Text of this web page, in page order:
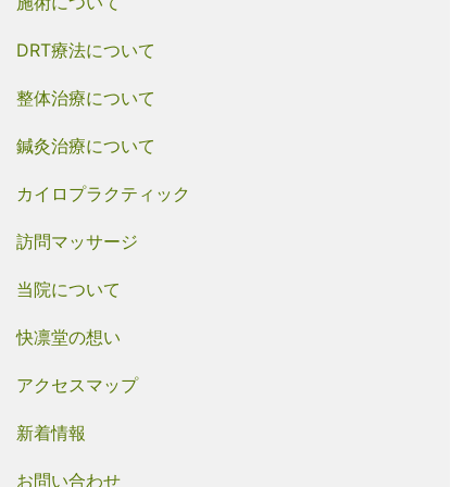
DRT療法について
整体治療について
鍼灸治療について
カイロプラクティック
訪問マッサージ
当院について
快凛堂の想い
アクセスマップ
新着情報
お問い合わせ